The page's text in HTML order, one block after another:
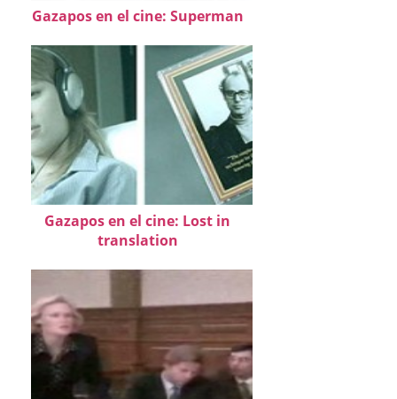
Gazapos en el cine: Superman
Gazapos en el cine: Lost in
translation